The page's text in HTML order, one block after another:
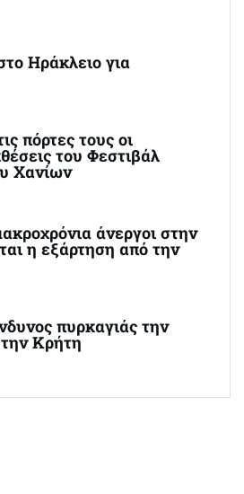
Ηράκλειο για
πόρτες τους οι
του Φεστιβάλ
Χανίων
άνεργοι στην
η εξάρτηση από την
πυρκαγιάς την
Κρήτη